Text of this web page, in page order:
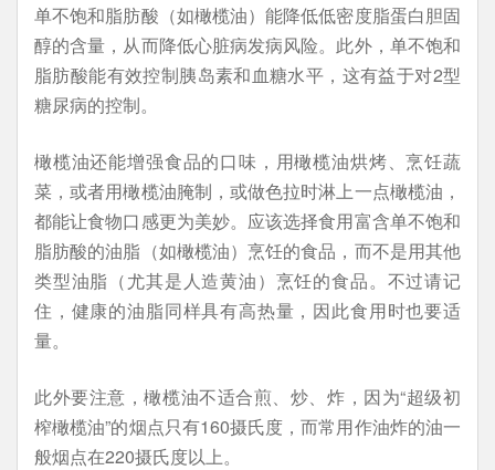
单不饱和脂肪酸（如橄榄油）能降低低密度脂蛋白胆固
醇的含量，从而降低心脏病发病风险。此外，单不饱和
脂肪酸能有效控制胰岛素和血糖水平，这有益于对2型
糖尿病的控制。
橄榄油还能增强食品的口味，用橄榄油烘烤、烹饪蔬
菜，或者用橄榄油腌制，或做色拉时淋上一点橄榄油，
都能让食物口感更为美妙。应该选择食用富含单不饱和
脂肪酸的油脂（如橄榄油）烹饪的食品，而不是用其他
类型油脂（尤其是人造黄油）烹饪的食品。不过请记
住，健康的油脂同样具有高热量，因此食用时也要适
量。
此外要注意，橄榄油不适合煎、炒、炸，因为“超级初
榨橄榄油”的烟点只有160摄氏度，而常用作油炸的油一
般烟点在220摄氏度以上。